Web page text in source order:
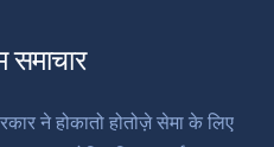
समाचार
ने होकातो होतोज़े सेमा के लिए